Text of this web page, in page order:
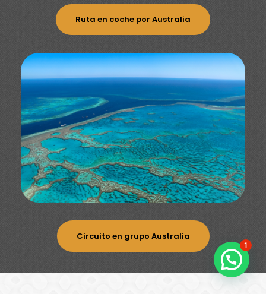
Ruta en coche por Australia
Circuito en grupo Australia
1